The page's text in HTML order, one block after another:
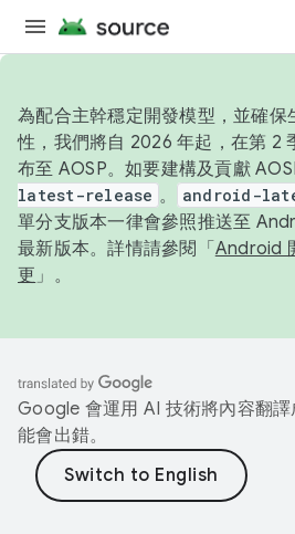
為配合主幹穩定開發模型，並確保
性，我們將自 2026 年起，在第 2
布至 AOSP。如要建構及貢獻
latest-release 。 android-
單分支版本一律會參照推送至
最新版本。詳情請參閱「 Android
更 」。
Google 會運用 AI 技術將內容翻
能會出錯。